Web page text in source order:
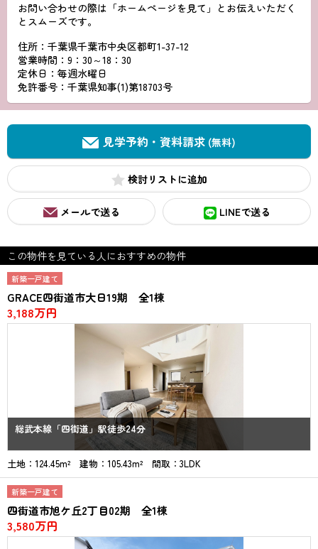
お問い合わせの際は「ホームページを見て」とお伝えいただく
とスムーズです。
住所：千葉県千葉市中央区都町1-37-12
営業時間：9：30～18：30
定休日：毎週水曜日
免許番号：千葉県知事(1)第18703号
見学予約・資料請求 (無料)
検討リスト
メールで送る LINEで送る
この物件を見ている人におすすめの物件
新築一戸建て
GRACE四街道市大日19期 全1棟
3,188万円
総武本線「四街道」駅徒歩24分
土地：124.45m² 建物：105.43m² 間取：3LDK
新築一戸建て
四街道市旭ケ丘2丁目02期 全1棟
3,580万円